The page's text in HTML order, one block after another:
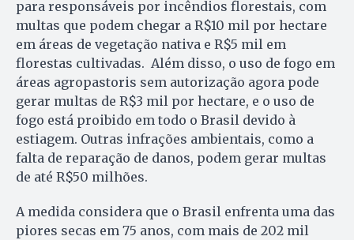
para responsáveis por incêndios florestais, com
multas que podem chegar a R$10 mil por hectare
em áreas de vegetação nativa e R$5 mil em
florestas cultivadas. Além disso, o uso de fogo em
áreas agropastoris sem autorização agora pode
gerar multas de R$3 mil por hectare, e o uso de
fogo está proibido em todo o Brasil devido à
estiagem. Outras infrações ambientais, como a
falta de reparação de danos, podem gerar multas
de até R$50 milhões.
A medida considera que o Brasil enfrenta uma das
piores secas em 75 anos, com mais de 202 mil